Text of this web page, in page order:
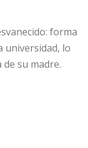
forma
universidad, lo
su madre.